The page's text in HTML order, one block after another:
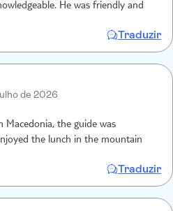
He was friendly and
Traduzir
de 2026
Macedonia, the guide was
the lunch in the mountain
Traduzir